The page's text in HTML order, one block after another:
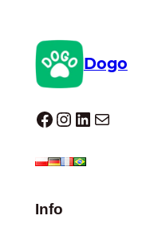
Dogo
Dogo facebook InstagramLinkedIn Correo electrónico
Info